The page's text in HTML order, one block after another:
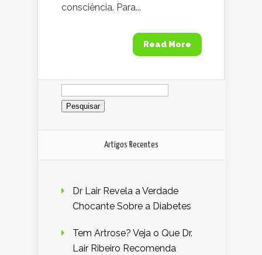
consciência. Para...
Read More
Pesquisar
por:
Artigos Recentes
Dr Lair Revela a Verdade
Chocante Sobre a Diabetes
Tem Artrose? Veja o Que Dr.
Lair Ribeiro Recomenda